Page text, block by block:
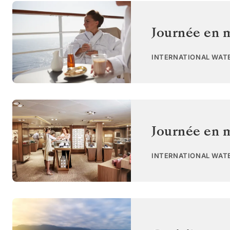
Journée en
INTERNATIONAL
Journée en
INTERNATIONAL